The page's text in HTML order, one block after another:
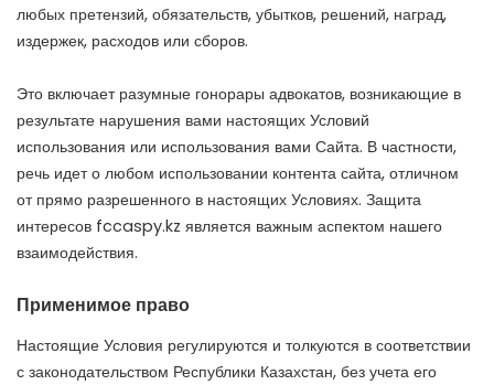
любых претензий, обязательств, убытков, решений, наград,
издержек, расходов или сборов.
Это включает разумные гонорары адвокатов, возникающие в
результате нарушения вами настоящих Условий
использования или использования вами Сайта. В частности,
речь идет о любом использовании контента сайта, отличном
от прямо разрешенного в настоящих Условиях. Защита
интересов fccaspy.kz является важным аспектом нашего
взаимодействия.
Применимое право
Настоящие Условия регулируются и толкуются в соответствии
с законодательством Республики Казахстан, без учета его